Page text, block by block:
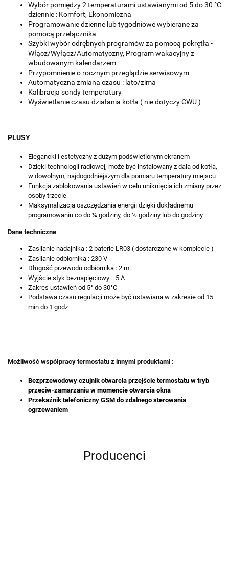
Wybór pomiędzy 2 temperaturami ustawianymi od 5 do 30 °C
dziennie : Komfort, Ekonomiczna
Programowanie dzienne lub tygodniowe wybierane za
pomocą przełącznika
Szybki wybór odrębnych programów za pomocą pokrętła -
Włącz/Wyłącz/Automatyczny, Program wakacyjny z
wbudowanym kalendarzem
Przypomnienie o rocznym przeglądzie serwisowym
Automatyczna zmiana czasu : lato/zima
Kalibracja sondy temperatury
Wyświetlanie czasu działania kotła ( nie dotyczy CWU )
PLUSY
Elegancki i estetyczny z dużym podświetlonym ekranem
Dzięki technologii radiowej, może być instalowany z dala od kotła,
w dowolnym, najdogodniejszym dla pomiaru temperatury miejscu
Funkcja zablokowania ustawień w celu uniknięcia ich zmiany przez
osoby trzecie
Maksymalizacja oszczędzania energii dzięki dokładnemu
programowaniu co do ¼ godziny, do ½ godziny lub do godziny
Dane techniczne
Zasilanie nadajnika : 2 baterie LR03 ( dostarczone w komplecie )
Zasilanie odbiornika : 230 V
Długość przewodu odbiornika : 2 m.
Wyjście styk beznapięciowy : 5 A
Zakres ustawień od 5° do 30°C
Podstawa czasu regulacji może być ustawiana w zakresie od 15
min do 1 godz
Możliwość współpracy termostatu z innymi produktami :
Bezprzewodowy czujnik otwarcia przejście termostatu w tryb
przeciw-zamarzaniu w momencie otwarcia okna
Przekaźnik telefoniczny GSM do zdalnego sterowania
ogrzewaniem
Producenci